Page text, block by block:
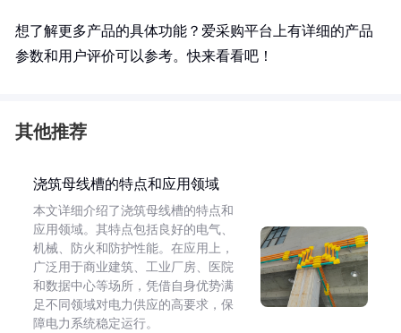
想了解更多产品的具体功能？爱采购平台上有详细的产品
参数和用户评价可以参考。快来看看吧！
其他推荐
浇筑母线槽的特点和应用领域
本文详细介绍了浇筑母线槽的特点和
应用领域。其特点包括良好的电气、
机械、防火和防护性能。在应用上，
广泛用于商业建筑、工业厂房、医院
和数据中心等场所，凭借自身优势满
足不同领域对电力供应的高要求，保
障电力系统稳定运行。